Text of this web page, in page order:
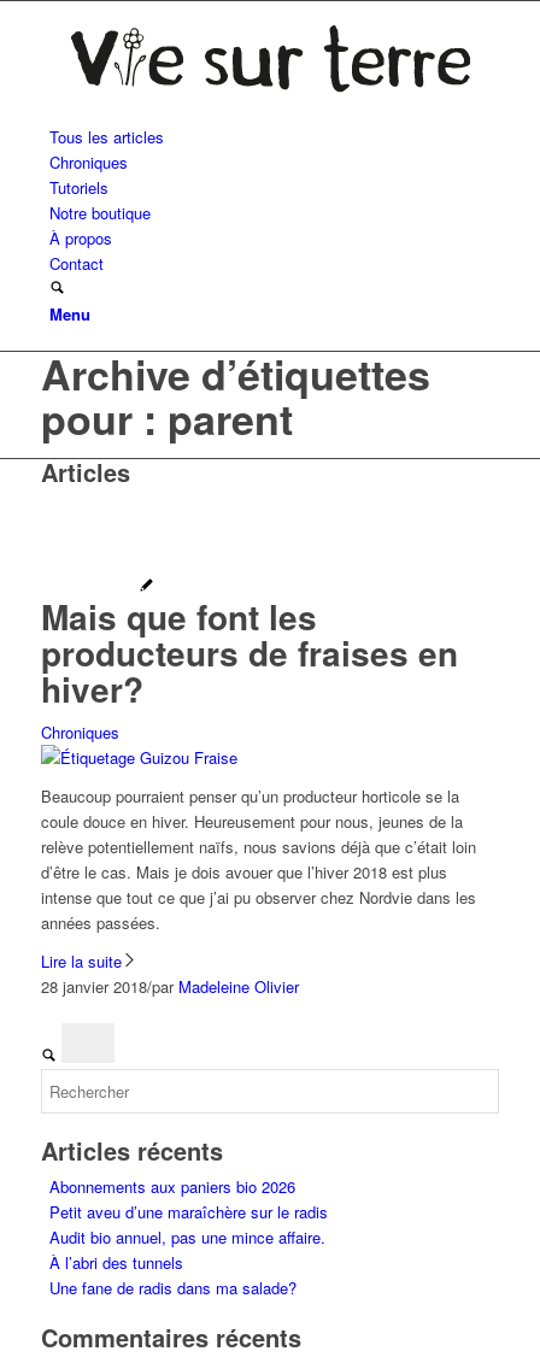
Tous les articles
Chroniques
Tutoriels
Notre boutique
À propos
Contact
Menu
Archive d’étiquettes
pour : parent
Articles
Mais que font les
producteurs de fraises en
hiver?
Chroniques
Beaucoup pourraient penser qu’un producteur horticole se la
coule douce en hiver. Heureusement pour nous, jeunes de la
relève potentiellement naïfs, nous savions déjà que c’était loin
d’être le cas. Mais je dois avouer que l’hiver 2018 est plus
intense que tout ce que j’ai pu observer chez Nordvie dans les
années passées.
Lire la suite
28 janvier 2018/par Madeleine Olivier
Articles récents
Abonnements aux paniers bio 2026
Petit aveu d’une maraîchère sur le radis
Audit bio annuel, pas une mince affaire.
À l’abri des tunnels
Une fane de radis dans ma salade?
Commentaires récents